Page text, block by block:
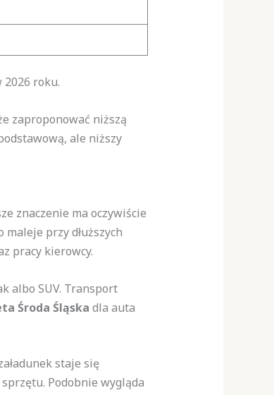
roku.
zaproponować niższą
ale niższy
znaczenie ma oczywiście
maleje przy dłuższych
pracy kierowcy.
albo SUV. Transport
Środa Śląska dla auta
staje się
Podobnie wygląda